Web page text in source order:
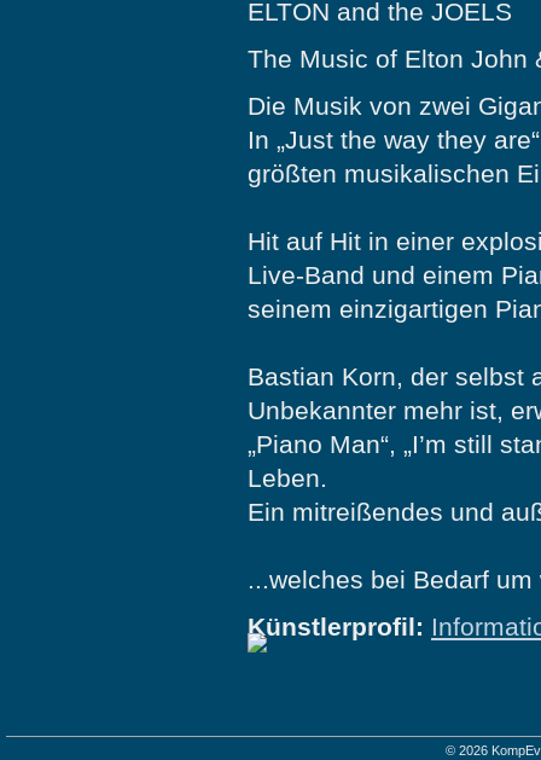
ELTON and the JOELS
The Music of Elton John
Die Musik von zwei
In „Just the way they
größten musikalischen
Hit auf Hit in einer
Live-Band und einem
seinem einzigartigen
Bastian Korn, der selbst
Unbekannter mehr ist,
„Piano Man“, „I’m still
Leben.
Ein mitreißendes und
...welches bei Bedarf
Künstlerprofil:
© 2026